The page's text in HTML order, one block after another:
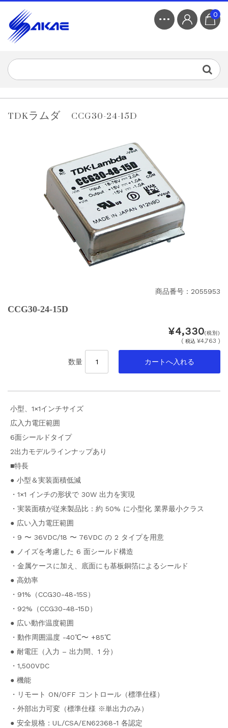
0
TDKラムダ CCG30-24-15D
商品番号：2055953
CCG30-24-15D
¥4,330(税別)
(税込 ¥4,763 )
数量
小型、1×1インチサイズ
広入力電圧範囲
6面シールドタイプ
2出力モデルラインナップあり
■特長
● 小型＆実装面積低減
・1×1 インチの形状で 30W 出力を実現
・実装面積が従来製品比：約 50% に小型化 業界最小クラス
● 広い入力電圧範囲
・9 〜 36VDC/18 〜 76VDC の 2 タイプを用意
● ノイズを考慮した 6 面シールド構造
・金属ケースに加え、底面にも基板銅箔によるシールド
● 高効率
・91%（CCG30-48-15S）
・92%（CCG30-48-15D）
● 広い動作温度範囲
・動作周囲温度 -40℃〜 +85℃
● 耐電圧（入力 – 出力間、1 分）
・1,500VDC
● 機能
・リモート ON/OFF コントロール（標準仕様）
・外部出力可変（標準仕様 ※単出力のみ）
● 安全規格：UL/CSA/EN62368-1 各認定